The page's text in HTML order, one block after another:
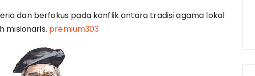
dan berfokus pada konflik antara tradisi agama lokal
misionaris. premium303